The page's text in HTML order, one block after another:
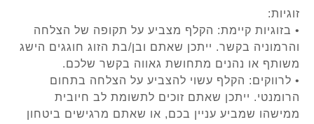
זוגיות:
• בזוגיות קיימת: הקלף מצביע על תקופה של הצלחה
והרמוניה בקשר. ייתכן שאתם ובן/בת הזוג חוגגים הישג
משותף או נהנים מתחושת גאווה בקשר שלכם.
• לרווקים: הקלף עשוי להצביע על הצלחה בתחום
הרומנטי. ייתכן שאתם זוכים לתשומת לב חיובית
ממישהו שמביע עניין בכם, או שאתם מרגישים ביטחון